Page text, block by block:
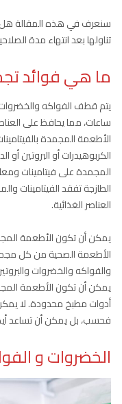
سنعرف في هذه المقالة هل
تناولها بعد انتهاء مدة
ما هي فوائد
يتم قطف الفواكه
ساعات، مما يحافظ على
الأطعمة المجمدة
الكربوهيدرات أو البروتين
المجمدة على فيتامينات
الطازجة تفقد الفيتامينات
العناصر الغذائية.
يمكن أن تكون الأطعمة
الأطعمة الصحية من كل
والفواكه والخضروات
يمكن أن تكون الأطعمة
أدوات مطبخ محدودة. لا
فحسب، بل يمكن أن تساعد
الخضروات و